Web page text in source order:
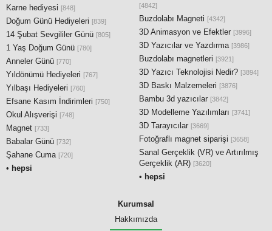
Karne hediyesi [848]
Doğum Günü Hediyeleri [839]
14 Şubat Sevgililer Günü [805]
1 Yaş Doğum Günü [780]
Anneler Günü [770]
Yıldönümü Hediyeleri [767]
Yılbaşı Hediyeleri [760]
Efsane Kasım İndirimleri [750]
Okul Alışverişi [748]
Magnet [733]
Babalar Günü [732]
Şahane Cuma [720]
• hepsi
[4842]
Buzdolabı Magneti [4342]
3D Animasyon ve Efektler [3996]
3D Yazıcılar ve Yazdırma [3986]
Buzdolabı magnetleri [3921]
3D Yazıcı Teknolojisi Nedir? [3894]
3D Baskı Malzemeleri [3876]
Bambu 3d yazıcılar [3842]
3D Modelleme Yazılımları [3741]
3D Tarayıcılar [3669]
Fotoğraflı magnet siparişi [3658]
Sanal Gerçeklik (VR) ve Artırılmış
Gerçeklik (AR) [3620]
• hepsi
Kurumsal
Hakkımızda